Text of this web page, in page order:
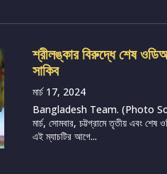
শ্রীলঙ্কার বিরুদ্ধে শেষ
সাকিব
মার্চ 17, 2024
Bangladesh Team. (Photo
মার্চ, সোমবার, চট্টগ্রামে তৃতীয় এবং
এই ম্যাচটির আগে...